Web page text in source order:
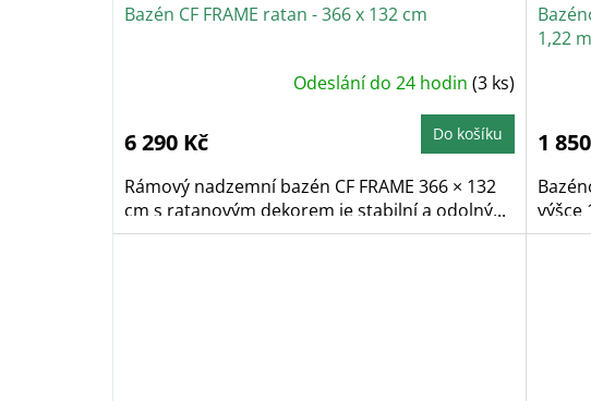
Bazén CF FRAME ratan - 366 x 132 cm
5,0
z
hvězdiček.
Odeslání do 24 hodin (3 ks)
6 290 Kč Do košíku
Rámový nadzemní bazén CF FRAME 366 × 132
cm s ratanovým dekorem je stabilní a odolný...
1,22
1
výšce